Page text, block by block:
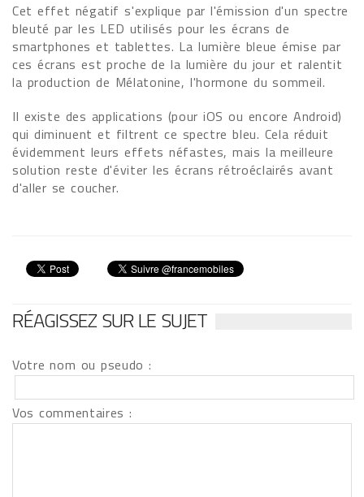
Cet effet négatif s'explique par l'émission d'un spectre
bleuté par les LED utilisés pour les écrans de
smartphones et tablettes. La lumière bleue émise par
ces écrans est proche de la lumière du jour et ralentit
la production de Mélatonine, l'hormone du sommeil.
Il existe des applications (pour iOS ou encore Android)
qui diminuent et filtrent ce spectre bleu. Cela réduit
évidemment leurs effets néfastes, mais la meilleure
solution reste d'éviter les écrans rétroéclairés avant
d'aller se coucher.
RÉAGISSEZ SUR LE SUJET
Votre nom ou pseudo :
Vos commentaires :